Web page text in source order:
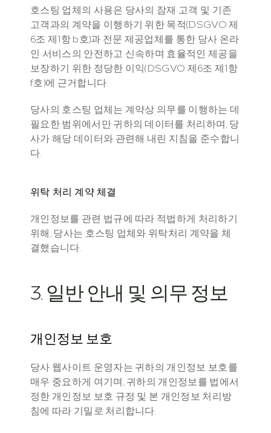
호스팅 업체의 사용은 당사의 잠재 고객 및 기존
고객과의 계약을 이행하기 위한 목적(DSGVO 제
6조 제1항 b호)과 전문 제공업체를 통한 당사 온라
인 서비스의 안전하고 신속하며 효율적인 제공을
보장하기 위한 정당한 이익(DSGVO 제6조 제1항
f호)에 근거합니다.
당사의 호스팅 업체는 계약상 의무를 이행하는 데
필요한 범위에서만 귀하의 데이터를 처리하며, 당
사가 해당 데이터와 관련해 내린 지침을 준수합니
다.
위탁 처리 계약 체결
개인정보를 관련 법규에 따라 적법하게 처리하기
위해, 당사는 호스팅 업체와 위탁처리 계약을 체
결했습니다.
3. 일반 안내 및 의무 정보
개인정보 보호
당사 웹사이트 운영자는 귀하의 개인정보 보호를
매우 중요하게 여기며, 귀하의 개인정보를 법에서
정한 개인정보 보호 규정 및 본 개인정보 처리방
침에 따라 기밀로 처리합니다.